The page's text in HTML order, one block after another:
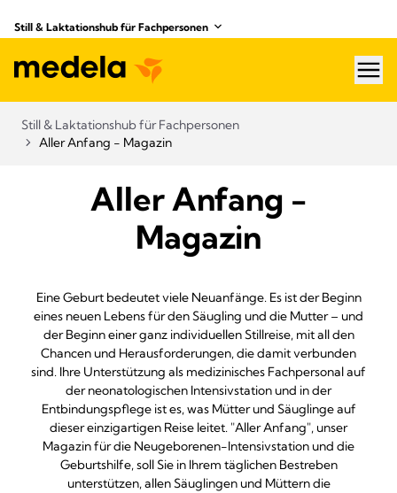
Still & Laktationshub für Fachpersonen
Still & Laktationshub für Fachpersonen
Aller Anfang - Magazin
Aller Anfang -
Magazin
Eine Geburt bedeutet viele Neuanfänge. Es ist der Beginn
eines neuen Lebens für den Säugling und die Mutter – und
der Beginn einer ganz individuellen Stillreise, mit all den
Chancen und Herausforderungen, die damit verbunden
sind. Ihre Unterstützung als medizinisches Fachpersonal auf
der neonatologischen Intensivstation und in der
Entbindungspflege ist es, was Mütter und Säuglinge auf
dieser einzigartigen Reise leitet. "Aller Anfang", unser
Magazin für die Neugeborenen-Intensivstation und die
Geburtshilfe, soll Sie in Ihrem täglichen Bestreben
unterstützen, allen Säuglingen und Müttern die